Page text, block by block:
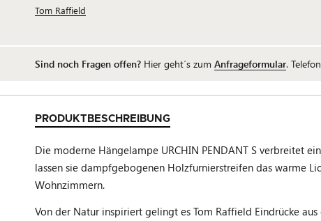
Tom Raffield
Sind noch Fragen offen? Hier geht´s zum Anfrageformular.
PRODUKTBESCHREIBUNG
Die moderne Hängelampe URCHIN PENDANT S verbreitet
lassen sie dampfgebogenen Holzfurnierstreifen das warme
Wohnzimmern.
Von der Natur inspiriert gelingt es Tom Raffield Eindrücke